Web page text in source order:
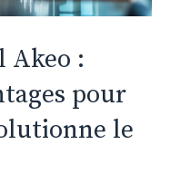
Akeo :
pour
le